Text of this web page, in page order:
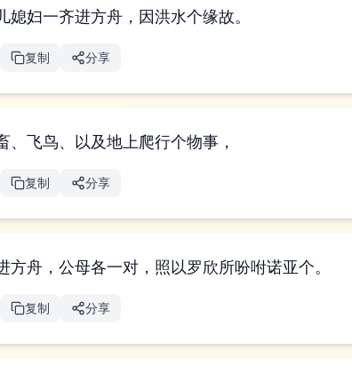
妇一齐进方舟，因洪水个缘故。
复制 分享
、飞鸟、以及地上爬行个物事，
复制 分享
舟，公母各一对，照以罗欣所吩咐诺亚个。
复制 分享